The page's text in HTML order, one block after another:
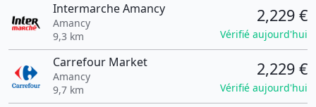
Intermarche Amancy
Amancy
9,3 km
2,229 €
Vérifié aujourd'hui
Carrefour Market
Amancy
9,7 km
2,229 €
Vérifié aujourd'hui